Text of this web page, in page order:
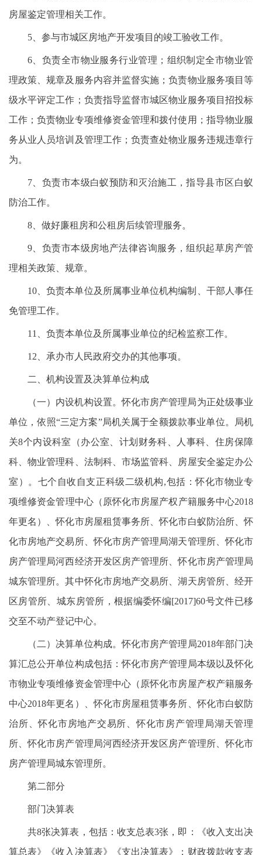
房屋鉴定管理相关工作。
5、参与市城区房地产开发项目的竣工验收工作。
6、负责全市物业服务行业管理；组织制定全市物业管
理政策、规章及服务内容并监督实施；负责物业服务项目等
级水平评定工作；负责指导监督市城区物业服务项目招投标
工作；负责物业专项维修资金管理和拨付使用；指导物业服
务从业人员培训及管理工作；负责查处物业服务违规违章行
为。
7、负责市本级白蚁预防和灭治施工，指导县市区白蚁
防治工作。
8、做好廉租房和公租房后续管理服务。
9、负责市本级房地产法律咨询服务，组织起草房产管
理相关政策、规章。
10、负责本单位及所属事业单位机构编制、干部人事任
免管理工作。
11、负责本单位及所属事业单位的纪检监察工作。
12、承办市人民政府交办的其他事项。
二、机构设置及决算单位构成
（一）内设机构设置。怀化市房产管理局为正处级事业
单位，依照“三定方案”局机关属于全额拨款事业单位。局机
关8个内设科室（办公室、计划财务科、人事科、住房保障
科、物业管理科、法制科、市场监管科、房屋安全鉴定办公
室）。七个自收自支正科级二级机构,包括：怀化市物业专
项维修资金管理中心（原怀化市房屋产权产籍服务中心2018
年更名）、怀化市房屋租赁事务所、怀化市白蚁防治所、怀
化市房地产交易所、怀化市房产管理局湖天管理所、怀化市
房产管理局河西经济开发区房产管理所、怀化市房产管理局
城东管理所。其中怀化市房地产交易所、湖天房管所、经开
区房管所、城东房管所，根据编委怀编[2017]60号文件已移
交至不动产登记中心。
（二）决算单位构成。怀化市房产管理局2018年部门决
算汇总公开单位构成包括：怀化市房产管理局本级以及怀化
市物业专项维修资金管理中心（原怀化市房屋产权产籍服务
中心2018年更名）、怀化市房屋租赁事务所、怀化市白蚁防
治所、怀化市房地产交易所、怀化市房产管理局湖天管理
所、怀化市房产管理局河西经济开发区房产管理所、怀化市
房产管理局城东管理所。
第二部分
部门决算表
共8张决算表，包括：收支总表3张，即：《收入支出决
算总表》《收入决算表》《支出决算表》；财政拨款收支表